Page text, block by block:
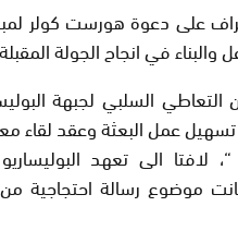
على دعوة هورست كولر
والبناء في انجاح الجولة
السلبي لجبهة
عمل البعثة وعقد لقاء
الى تعهد
موضوع رسالة احتجاجية